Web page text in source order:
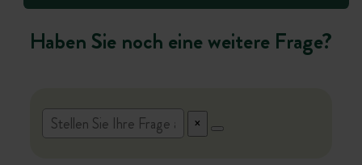
Haben Sie noch eine weitere Frage?